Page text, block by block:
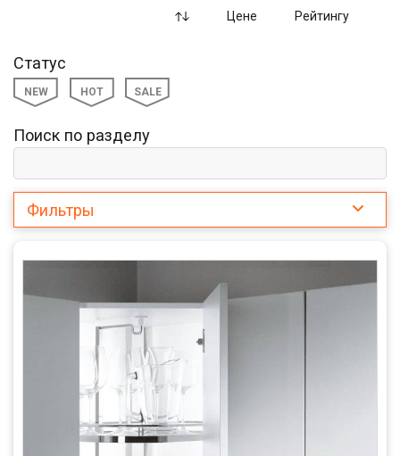
Цене Рейтингу
Статус
NEW HOT SALE
Поиск по разделу
Фильтры